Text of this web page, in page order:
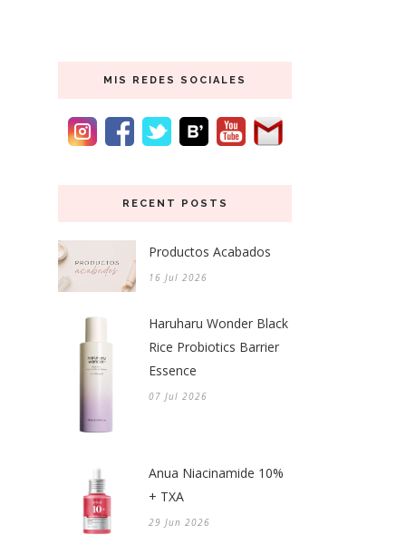
MIS REDES SOCIALES
RECENT POSTS
Productos Acabados
16 Jul 2026
Haruharu Wonder Black
Rice Probiotics Barrier
Essence
07 Jul 2026
Anua Niacinamide 10%
+ TXA
29 Jun 2026